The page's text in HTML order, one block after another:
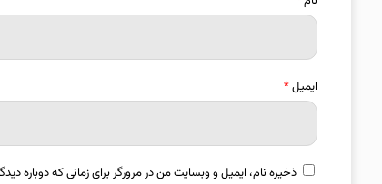
ایمیل*
ذخیره نام، ایمیل و وبسایت من در مرورگر برای زمانی که دوباره